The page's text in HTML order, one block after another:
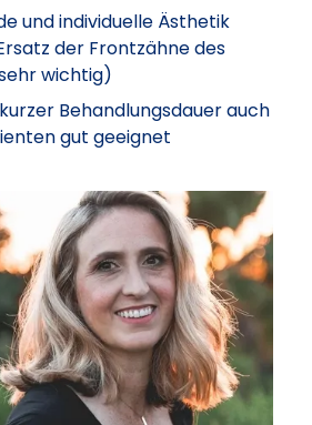
und individuelle Ästhetik
der Frontzähne des
wichtig)
Behandlungsdauer auch
gut geeignet